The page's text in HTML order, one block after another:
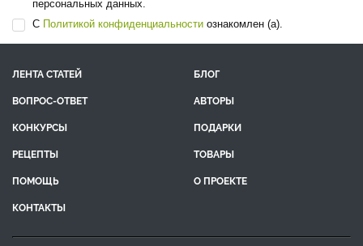
персональных данных.
С Политикой конфиденциальности ознакомлен (а).
ЛЕНТА СТАТЕЙ
БЛОГ
ВОПРОС-ОТВЕТ
АВТОРЫ
КОНКУРСЫ
ПОДАРКИ
РЕЦЕПТЫ
ТОВАРЫ
ПОМОЩЬ
О ПРОЕКТЕ
КОНТАКТЫ